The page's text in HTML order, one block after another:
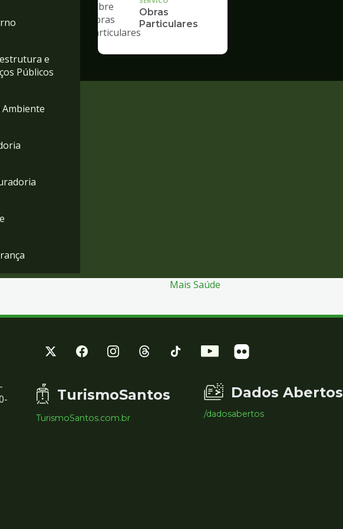
e
Públicos
Obras
Particulares
Mais Saúde
TurismoSantos
TurismoSantos.com.br
Dados Abertos
/dadosabertos